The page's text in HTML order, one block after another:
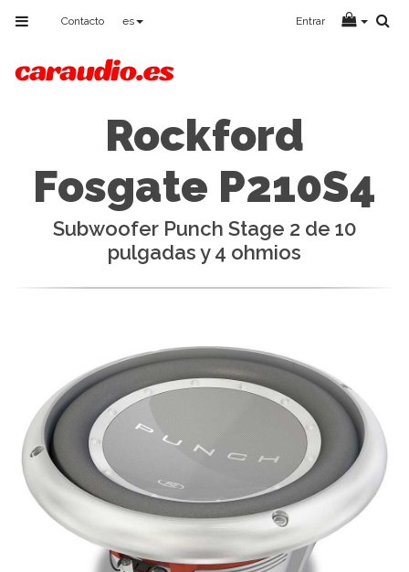
Toggle
navigation
Contacto es Entrar
Rockford
Fosgate P210S4
Subwoofer Punch Stage 2 de 10
pulgadas y 4 ohmios